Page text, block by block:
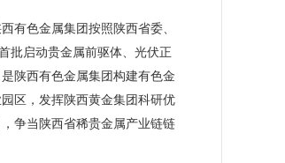
有色金属集团按照陕西省委、
批启动贵金属前驱体、光伏正
陕西有色金属集团构建有色金
区，发挥陕西黄金集团科研优
争当陕西省稀贵金属产业链链